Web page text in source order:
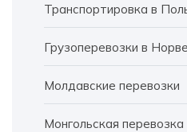
Транспортировка в
Грузоперевозки в
Молдавские перевозки
Монгольская перевозка